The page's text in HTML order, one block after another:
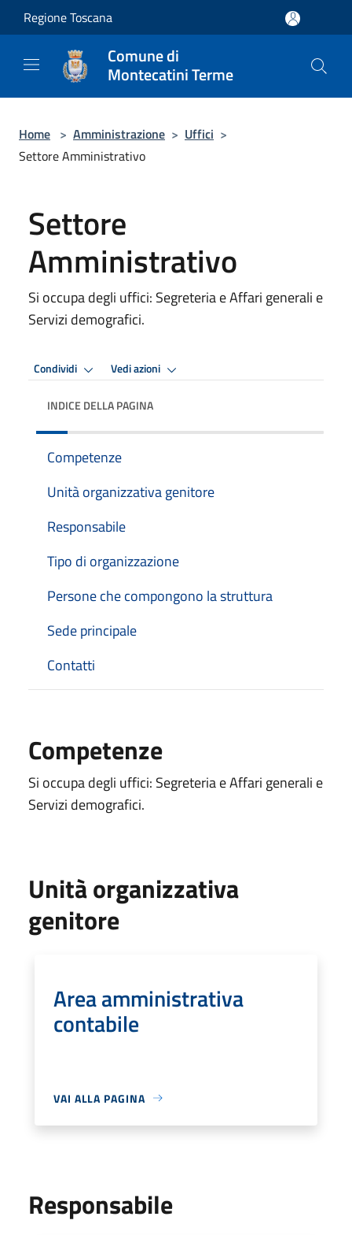
Salta al contenuto principale
Regione Toscana
Comune di
Montecatini Terme
Home > Amministrazione > Uffici >
Settore Amministrativo
Settore
Amministrativo
Si occupa degli uffici: Segreteria e Affari generali e
Servizi demografici.
Condividi Vedi azioni
INDICE DELLA PAGINA
Competenze
Unità organizzativa genitore
Responsabile
Tipo di organizzazione
Persone che compongono la struttura
Sede principale
Contatti
Competenze
Si occupa degli uffici: Segreteria e Affari generali e
Servizi demografici.
Unità organizzativa
genitore
Area amministrativa
contabile
VAI ALLA PAGINA
Responsabile